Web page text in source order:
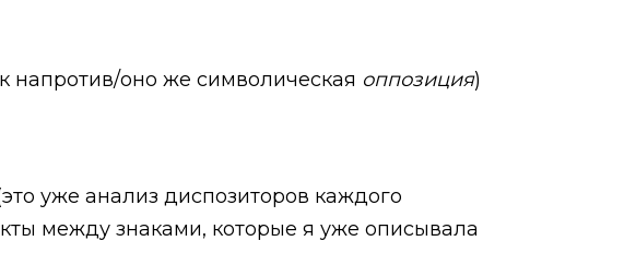
напротив/оно же символическая оппозиция)
уже анализ диспозиторов каждого
между знаками, которые я уже описывала